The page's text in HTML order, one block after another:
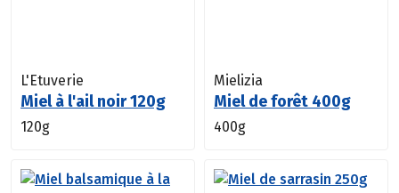
L'Etuverie
Miel à l'ail noir 120g
120g
Mielizia
Miel de forêt 400g
400g